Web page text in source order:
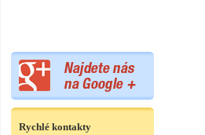
Rychlé kontakty